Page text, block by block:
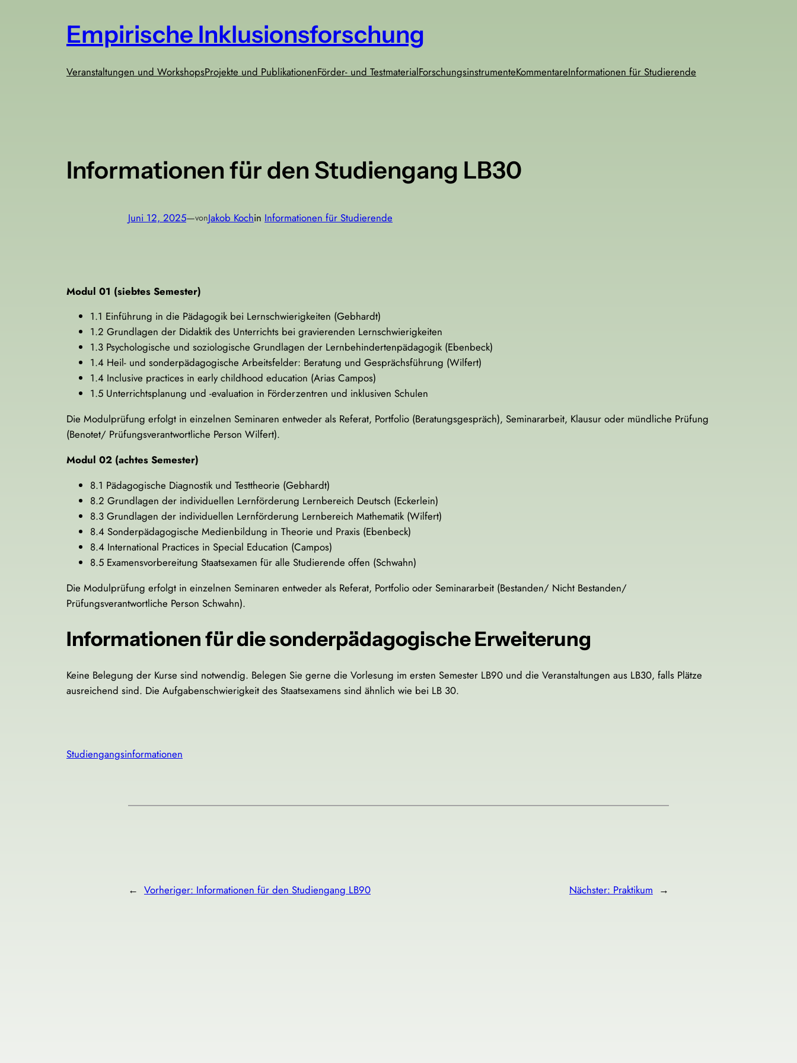
Empirische Inklusionsforschung
Veranstaltungen und WorkshopsProjekte und PublikationenFörder- und TestmaterialForschungsinstrumenteKommentareInformationen für Studierende
Informationen für den Studiengang LB30
Juni 12, 2025—vonJakob Kochin Informationen für Studierende
Modul 01 (siebtes Semester)
1.1 Einführung in die Pädagogik bei Lernschwierigkeiten (Gebhardt)
1.2 Grundlagen der Didaktik des Unterrichts bei gravierenden Lernschwierigkeiten
1.3 Psychologische und soziologische Grundlagen der Lernbehindertenpädagogik (Ebenbeck)
1.4 Heil- und sonderpädagogische Arbeitsfelder: Beratung und Gesprächsführung (Wilfert)
1.4 Inclusive practices in early childhood education (Arias Campos)
1.5 Unterrichtsplanung und -evaluation in Förderzentren und inklusiven Schulen
Die Modulprüfung erfolgt in einzelnen Seminaren entweder als Referat, Portfolio (Beratungsgespräch), Seminararbeit, Klausur oder mündliche Prüfung
(Benotet/ Prüfungsverantwortliche Person Wilfert).
Modul 02 (achtes Semester)
8.1 Pädagogische Diagnostik und Testtheorie (Gebhardt)
8.2 Grundlagen der individuellen Lernförderung Lernbereich Deutsch (Eckerlein)
8.3 Grundlagen der individuellen Lernförderung Lernbereich Mathematik (Wilfert)
8.4 Sonderpädagogische Medienbildung in Theorie und Praxis (Ebenbeck)
8.4 International Practices in Special Education (Campos)
8.5 Examensvorbereitung Staatsexamen für alle Studierende offen (Schwahn)
Die Modulprüfung erfolgt in einzelnen Seminaren entweder als Referat, Portfolio oder Seminararbeit (Bestanden/ Nicht Bestanden/
Prüfungsverantwortliche Person Schwahn).
Informationen für die sonderpädagogische Erweiterung
Keine Belegung der Kurse sind notwendig. Belegen Sie gerne die Vorlesung im ersten Semester LB90 und die Veranstaltungen aus LB30, falls Plätze
ausreichend sind. Die Aufgabenschwierigkeit des Staatsexamens sind ähnlich wie bei LB 30.
Studiengangsinformationen
← Vorheriger: Informationen für den Studiengang LB90 Nächster: Praktikum →